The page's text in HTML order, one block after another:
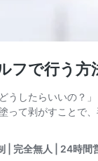
フで行う
うしたらいいの
って剥がすことで
| 完全無人 | 24時